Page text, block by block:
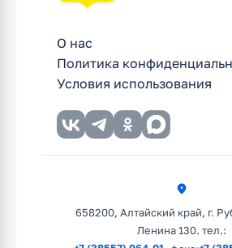
О нас
Политика
Условия использования
658200, Алтайский край, г.
Ленина 130. тел.: